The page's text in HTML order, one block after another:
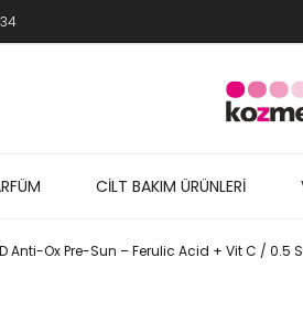
CİLT BAKIM ÜRÜNLERİ
Anti-Ox Pre-Sun – Ferulic Acid + Vit C / 0.5